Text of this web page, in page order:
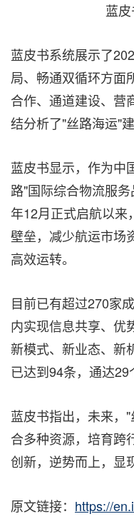
蓝
蓝皮书系统展示了
局、畅通双循环方面
合作、通道建设、营
结分析了"丝路海运"
蓝皮书显示，作为中
路"国际综合物流服
年12月正式启航以来
壁垒，减少航运市场
高效运转。
目前已有超过270家
内实现信息共享、优
新模式、新业态、新
已达到94条，通达29
蓝皮书指出，未来，
合多种资源，培育跨
创新，逆势而上，显
原文链接： https://